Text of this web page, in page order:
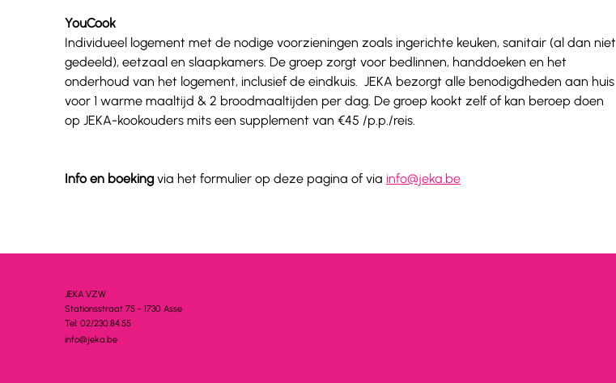
YouCook
Individueel logement met de nodige voorzieningen zoals ingerichte keuken, sanitair (al dan niet
gedeeld), eetzaal en slaapkamers. De groep zorgt voor bedlinnen, handdoeken en het
onderhoud van het logement, inclusief de eindkuis.  JEKA bezorgt alle benodigdheden aan huis
voor 1 warme maaltijd & 2 broodmaaltijden per dag. De groep kookt zelf of kan beroep doen
op JEKA-kookouders mits een supplement van €45 /p.p./reis.
Info en boeking via het formulier op deze pagina of via info@jeka.be
JEKA VZW
Stationsstraat 75 - 1730 Asse
Tel: 02/230.84.55
info@jeka.be